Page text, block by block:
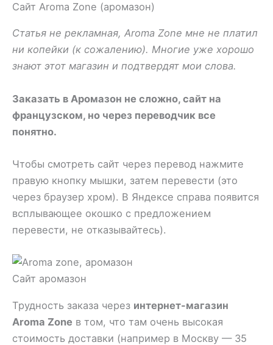
Сайт Aroma Zone (аромазон)
Статья не рекламная, Aroma Zone мне не платил
ни копейки (к сожалению). Многие уже хорошо
знают этот магазин и подтвердят мои слова.
Заказать в Аромазон не сложно, сайт на
французском, но через переводчик все
понятно.
Чтобы смотреть сайт через перевод нажмите
правую кнопку мышки, затем перевести (это
через браузер хром). В Яндексе справа появится
всплывающее окошко с предложением
перевести, не отказывайтесь).
Сайт аромазон
Трудность заказа через интернет-магазин
Aroma Zone в том, что там очень высокая
стоимость доставки (например в Москву — 35